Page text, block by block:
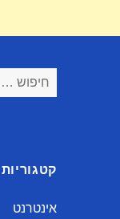
חיפוש:
קטגוריות
אינטרנט